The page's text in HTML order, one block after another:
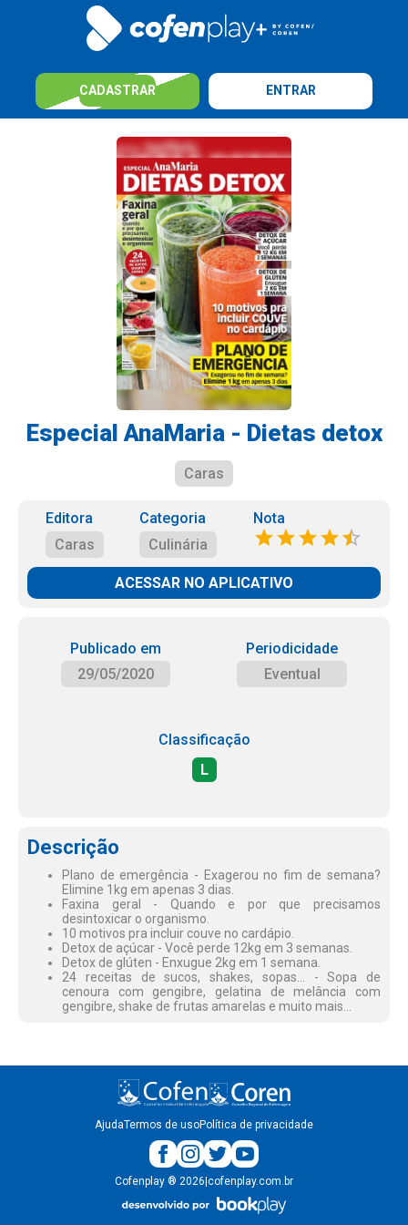
CADASTRAR ENTRAR
Especial AnaMaria - Dietas detox
Caras
Editora
Caras
Categoria
Culinária
Nota
ACESSAR NO APLICATIVO
Publicado em
29/05/2020
Periodicidade
Eventual
Classificação
L
Descrição
Plano de emergência - Exagerou no fim de semana?
Elimine 1kg em apenas 3 dias.
Faxina geral - Quando e por que precisamos
desintoxicar o organismo.
10 motivos pra incluir couve no cardápio.
Detox de açúcar - Você perde 12kg em 3 semanas.
Detox de glúten - Enxugue 2kg em 1 semana.
24 receitas de sucos, shakes, sopas... - Sopa de
cenoura com gengibre, gelatina de melância com
gengibre, shake de frutas amarelas e muito mais...
AjudaTermos de usoPolítica de privacidade
Cofenplay ® 2026 cofenplay.com.br